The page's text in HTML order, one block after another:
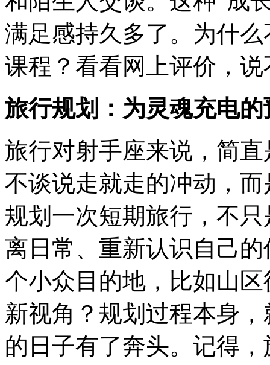
满足感持久多了。为什
课程？看看网上评价，
旅行规划：为灵魂充电的
旅行对射手座来说，简
不谈说走就走的冲动，
规划一次短期旅行，不
离日常、重新认识自己
个小众目的地，比如山
新视角？规划过程本身
的日子有了奔头。记得